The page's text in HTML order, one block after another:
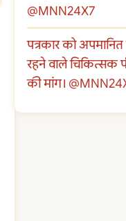
@MNN24X7
पत्रकार को
रहने वाले चिकित्सक
की मांग।